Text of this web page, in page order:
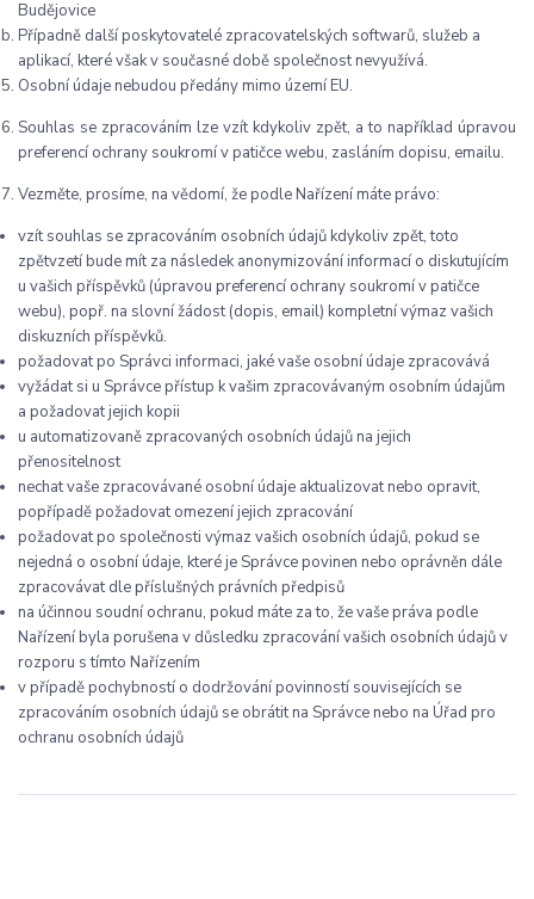
Budějovice
Případně další poskytovatelé zpracovatelských softwarů, služeb a
aplikací, které však v současné době společnost nevyužívá.
Osobní údaje nebudou předány mimo území EU.
Souhlas se zpracováním lze vzít kdykoliv zpět, a to například úpravou
preferencí ochrany soukromí v patičce webu, zasláním dopisu, emailu.
Vezměte, prosíme, na vědomí, že podle Nařízení máte právo:
vzít souhlas se zpracováním osobních údajů kdykoliv zpět, toto
zpětvzetí bude mít za následek anonymizování informací o diskutujícím
u vašich příspěvků (úpravou preferencí ochrany soukromí v patičce
webu), popř. na slovní žádost (dopis, email) kompletní výmaz vašich
diskuzních příspěvků.
požadovat po Správci informaci, jaké vaše osobní údaje zpracovává
vyžádat si u Správce přístup k vašim zpracovávaným osobním údajům
a požadovat jejich kopii
u automatizovaně zpracovaných osobních údajů na jejich
přenositelnost
nechat vaše zpracovávané osobní údaje aktualizovat nebo opravit,
popřípadě požadovat omezení jejich zpracování
požadovat po společnosti výmaz vašich osobních údajů, pokud se
nejedná o osobní údaje, které je Správce povinen nebo oprávněn dále
zpracovávat dle příslušných právních předpisů
na účinnou soudní ochranu, pokud máte za to, že vaše práva podle
Nařízení byla porušena v důsledku zpracování vašich osobních údajů v
rozporu s tímto Nařízením
v případě pochybností o dodržování povinností souvisejících se
zpracováním osobních údajů se obrátit na Správce nebo na Úřad pro
ochranu osobních údajů